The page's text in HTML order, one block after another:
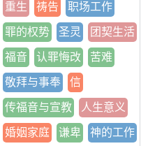
重生 祷告 职场工作
罪的权势 圣灵 团契生活
福音 认罪悔改 苦难
敬拜与事奉 信
传福音与宣教 人生意义
婚姻家庭 谦卑 神的工作